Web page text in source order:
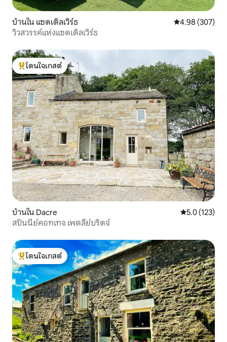
บ้านใน แซดเดิลเวิร์ธ คะแนนเฉลี่ย
4.98 (307)
วิวสวรรค์แห่งแซดเดิลเวิร์ธ
โดนใจเกสต์ที่สุด
โดนใจเกสต์
บ้านใน Dacre คะแนนเฉลี่ย
5.0 (123)
สปินนีย์คอทเทจ เพตลีย์บริดจ์
โดนใจเกสต์ที่สุด
โดนใจเกสต์